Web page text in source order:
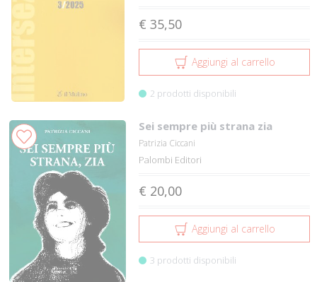
€ 35,50
Aggiungi al carrello
2 prodotti disponibili
Sei sempre più strana zia
Patrizia Ciccani
Palombi Editori
€ 20,00
Aggiungi al carrello
3 prodotti disponibili